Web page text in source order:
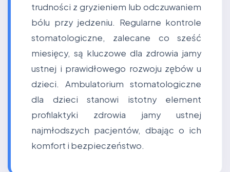
trudności z gryzieniem lub odczuwaniem
bólu przy jedzeniu. Regularne kontrole
stomatologiczne, zalecane co sześć
miesięcy, są kluczowe dla zdrowia jamy
ustnej i prawidłowego rozwoju zębów u
dzieci. Ambulatorium stomatologiczne
dla dzieci stanowi istotny element
profilaktyki zdrowia jamy ustnej
najmłodszych pacjentów, dbając o ich
komfort i bezpieczeństwo.